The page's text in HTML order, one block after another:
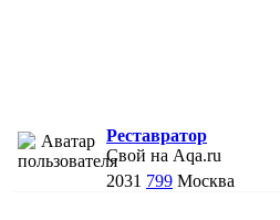
Реставратор
Свой на Aqa.ru
2031 799 Москва